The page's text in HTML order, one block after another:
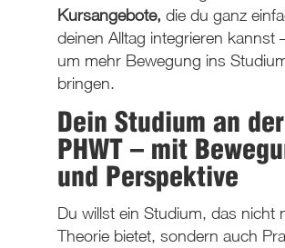
Kursangebote, die du ganz
deinen Alltag integrieren kannst
um mehr Bewegung ins
bringen.
Dein Studium an der
PHWT – mit
und Perspektive
Du willst ein Studium, das nicht
Theorie bietet, sondern auch